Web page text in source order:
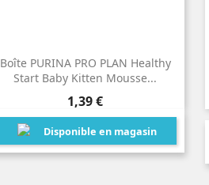
Boîte PURINA PRO PLAN Healthy
Start Baby Kitten Mousse...
Prix
1,39 €
Disponible en magasin